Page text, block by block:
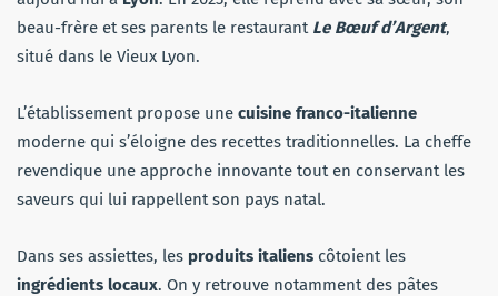
beau-frère et ses parents le restaurant Le Bœuf d’Argent,
situé dans le Vieux Lyon.
L’établissement propose une cuisine franco-italienne
moderne qui s’éloigne des recettes traditionnelles. La cheffe
revendique une approche innovante tout en conservant les
saveurs qui lui rappellent son pays natal.
Dans ses assiettes, les produits italiens côtoient les
ingrédients locaux. On y retrouve notamment des pâtes